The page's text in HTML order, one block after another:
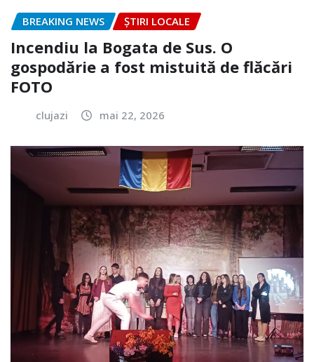
BREAKING NEWS ȘTIRI LOCALE
Incendiu la Bogata de Sus. O
gospodărie a fost mistuită de flăcări
FOTO
clujazi mai 22, 2026